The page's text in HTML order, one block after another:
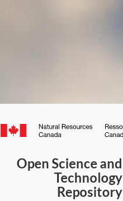
Canada.ca
Open Science and
Technology
Repository